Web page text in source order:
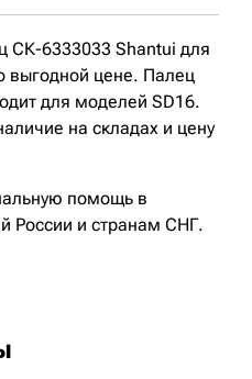
СК-6333033 Shantui для
выгодной цене. Палец
для моделей SD16.
на складах и цену
помощь в
России и странам СНГ.